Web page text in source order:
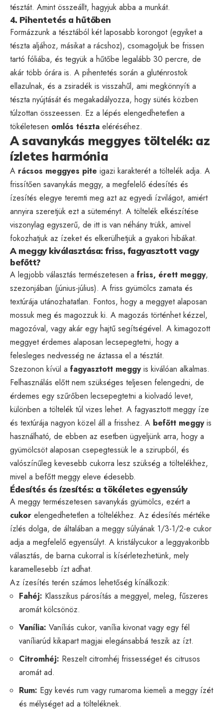
tésztát. Amint összeállt, hagyjuk abba a munkát.
4. Pihentetés a hűtőben
Formázzunk a tésztából két laposabb korongot (egyiket a
tészta aljához, másikat a rácshoz), csomagoljuk be frissen
tartó fóliába, és tegyük a hűtőbe legalább 30 percre, de
akár több órára is. A pihentetés során a gluténrostok
ellazulnak, és a zsiradék is visszahűl, ami megkönnyíti a
tészta nyújtását és megakadályozza, hogy sütés közben
túlzottan összeessen. Ez a lépés elengedhetetlen a
tökéletesen omlós tészta eléréséhez.
A savanykás meggyes töltelék: az
ízletes harmónia
A rácsos meggyes pite igazi karakterét a töltelék adja. A
frissítően savanykás meggy, a megfelelő édesítés és
ízesítés elegye teremti meg azt az egyedi ízvilágot, amiért
annyira szeretjük ezt a süteményt. A töltelék elkészítése
viszonylag egyszerű, de itt is van néhány trükk, amivel
fokozhatjuk az ízeket és elkerülhetjük a gyakori hibákat.
A meggy kiválasztása: friss, fagyasztott vagy
befőtt?
A legjobb választás természetesen a friss, érett meggy,
szezonjában (június-július). A friss gyümölcs zamata és
textúrája utánozhatatlan. Fontos, hogy a meggyet alaposan
mossuk meg és magozzuk ki. A magozás történhet kézzel,
magozóval, vagy akár egy hajtű segítségével. A kimagozott
meggyet érdemes alaposan lecsepegtetni, hogy a
felesleges nedvesség ne áztassa el a tésztát.
Szezonon kívül a fagyasztott meggyis kiválóan alkalmas.
Felhasználás előtt nem szükséges teljesen felengedni, de
érdemes egy szűrőben lecsepegtetni a kiolvadó levet,
különben a töltelék túl vizes lehet. A fagyasztott meggy íze
és textúrája nagyon közel áll a frisshez. A befőtt meggyis
használható, de ebben az esetben ügyeljünk arra, hogy a
gyümölcsöt alaposan csepegtessük le a szirupból, és
valószínűleg kevesebb cukorra lesz szükség a töltelékhez,
mivel a befőtt meggy eleve édesebb.
Édesítés és ízesítés: a tökéletes egyensúly
A meggy természetesen savanykás gyümölcs, ezért a
cukor elengedhetetlen a töltelékhez. Az édesítés mértéke
ízlés dolga, de általában a meggy súlyának 1/3-1/2-e cukor
adja a megfelelő egyensúlyt. A kristálycukor a leggyakoribb
választás, de barna cukorral is kísérletezhetünk, mely
karamellesebb ízt adhat.
Az ízesítés terén számos lehetőség kínálkozik:
Fahéj: Klasszikus párosítás a meggyel, meleg, fűszeres
aromát kölcsönöz.
Vanília: Vaníliás cukor, vanília kivonat vagy egy fél
vaníliarúd kikapart magjai elegánsabbá teszik az ízt.
Citromhéj: Reszelt citromhéj frissességet és citrusos
aromát ad.
Rum: Egy kevés rum vagy rumaroma kiemeli a meggy ízét
és mélységet ad a tölteléknek.